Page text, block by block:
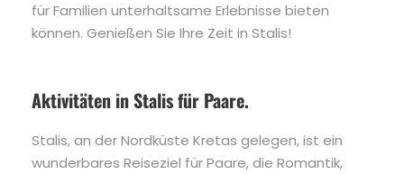
für Familien unterhaltsame Erlebnisse bieten
können. Genießen Sie Ihre Zeit in Stalis!
Aktivitäten in Stalis für Paare.
Stalis, an der Nordküste Kretas gelegen, ist ein
wunderbares Reiseziel für Paare, die Romantik,